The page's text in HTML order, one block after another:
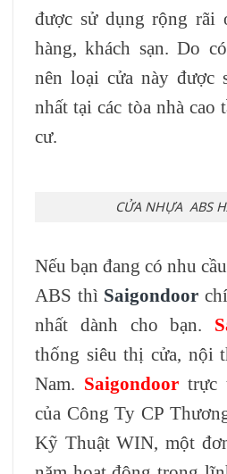
được sử dụng rộng rãi
hàng, khách sạn. Do
nên loại cửa này được
nhất tại các tòa nhà cao
cư.
CỬA NHỰA ABS
Nếu bạn đang có nhu
ABS thì Saigondoor
nhất dành cho bạn.
thống siêu thị cửa, nội
Nam. Saigondoor trực
của Công Ty CP
Kỹ Thuật WIN, một